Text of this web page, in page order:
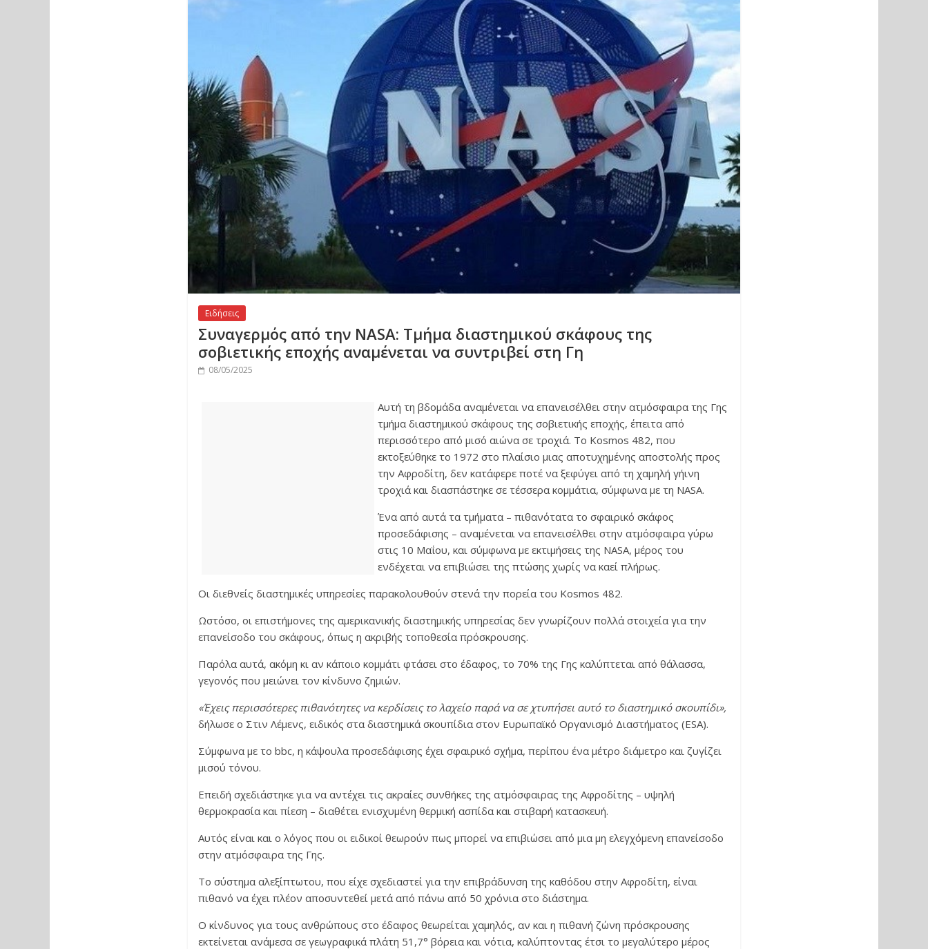
Ειδήσεις
Συναγερμός από την ΝΑSΑ: Τμήμα διαστημικού σκάφους της
σοβιετικής εποχής αναμένεται να συντριβεί στη Γη
08/05/2025
Αυτή τη βδομάδα αναμένεται να επανεισέλθει στην ατμόσφαιρα της Γης
τμήμα διαστημικού σκάφους της σοβιετικής εποχής, έπειτα από
περισσότερο από μισό αιώνα σε τροχιά. Το Kosmos 482, που
εκτοξεύθηκε το 1972 στο πλαίσιο μιας αποτυχημένης αποστολής προς
την Αφροδίτη, δεν κατάφερε ποτέ να ξεφύγει από τη χαμηλή γήινη
τροχιά και διασπάστηκε σε τέσσερα κομμάτια, σύμφωνα με τη NASA.
Ένα από αυτά τα τμήματα – πιθανότατα το σφαιρικό σκάφος
προσεδάφισης – αναμένεται να επανεισέλθει στην ατμόσφαιρα γύρω
στις 10 Μαΐου, και σύμφωνα με εκτιμήσεις της NASA, μέρος του
ενδέχεται να επιβιώσει της πτώσης χωρίς να καεί πλήρως.
Οι διεθνείς διαστημικές υπηρεσίες παρακολουθούν στενά την πορεία του Kosmos 482.
Ωστόσο, οι επιστήμονες της αμερικανικής διαστημικής υπηρεσίας δεν γνωρίζουν πολλά στοιχεία για την
επανείσοδο του σκάφους, όπως η ακριβής τοποθεσία πρόσκρουσης.
Παρόλα αυτά, ακόμη κι αν κάποιο κομμάτι φτάσει στο έδαφος, το 70% της Γης καλύπτεται από θάλασσα,
γεγονός που μειώνει τον κίνδυνο ζημιών.
«Έχεις περισσότερες πιθανότητες να κερδίσεις το λαχείο παρά να σε χτυπήσει αυτό το διαστημικό σκουπίδι»,
δήλωσε ο Στιν Λέμενς, ειδικός στα διαστημικά σκουπίδια στον Ευρωπαϊκό Οργανισμό Διαστήματος (ESA).
Σύμφωνα με το bbc, η κάψουλα προσεδάφισης έχει σφαιρικό σχήμα, περίπου ένα μέτρο διάμετρο και ζυγίζει
μισού τόνου.
Επειδή σχεδιάστηκε για να αντέχει τις ακραίες συνθήκες της ατμόσφαιρας της Αφροδίτης – υψηλή
θερμοκρασία και πίεση – διαθέτει ενισχυμένη θερμική ασπίδα και στιβαρή κατασκευή.
Αυτός είναι και ο λόγος που οι ειδικοί θεωρούν πως μπορεί να επιβιώσει από μια μη ελεγχόμενη επανείσοδο
στην ατμόσφαιρα της Γης.
Το σύστημα αλεξίπτωτου, που είχε σχεδιαστεί για την επιβράδυνση της καθόδου στην Αφροδίτη, είναι
πιθανό να έχει πλέον αποσυντεθεί μετά από πάνω από 50 χρόνια στο διάστημα.
Ο κίνδυνος για τους ανθρώπους στο έδαφος θεωρείται χαμηλός, αν και η πιθανή ζώνη πρόσκρουσης
εκτείνεται ανάμεσα σε γεωγραφικά πλάτη 51,7° βόρεια και νότια, καλύπτοντας έτσι το μεγαλύτερο μέρος